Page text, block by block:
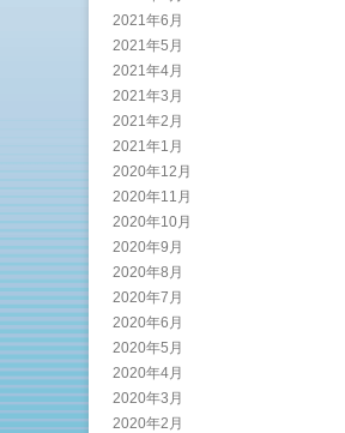
2021年6月
2021年5月
2021年4月
2021年3月
2021年2月
2021年1月
2020年12月
2020年11月
2020年10月
2020年9月
2020年8月
2020年7月
2020年6月
2020年5月
2020年4月
2020年3月
2020年2月